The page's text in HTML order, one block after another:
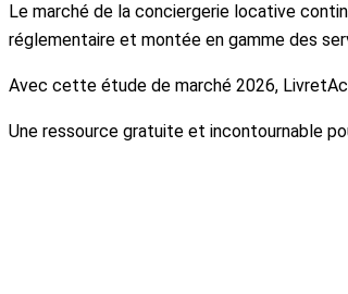
Le marché de la conciergerie locative
réglementaire et montée en gamme des
Avec cette étude de marché 2026,
Une ressource gratuite et incontournable